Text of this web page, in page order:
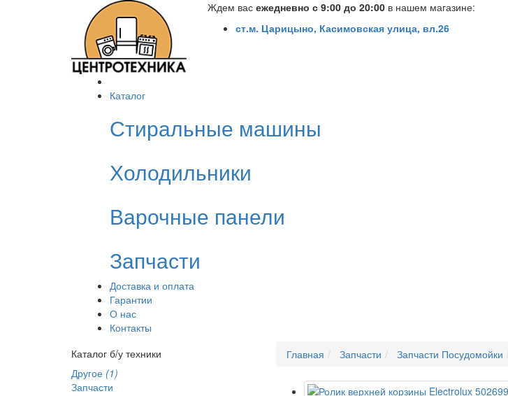
Ждем вас ежедневно с 9:00 до 20:00 в нашем магазине:
ст.м. Царицыно, Касимовская улица, вл.26
Каталог
Стиральные машины
Холодильники
Варочные панели
Запчасти
Доставка и оплата
Гарантии
О нас
Контакты
Каталог б/у техники
Другое (1)
Запчасти
Главная Запчасти Запчасти Посудомойки